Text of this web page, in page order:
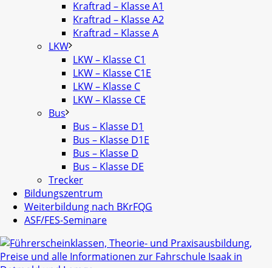
Kraftrad – Klasse A1
Kraftrad – Klasse A2
Kraftrad – Klasse A
LKW
LKW – Klasse C1
LKW – Klasse C1E
LKW – Klasse C
LKW – Klasse CE
Bus
Bus – Klasse D1
Bus – Klasse D1E
Bus – Klasse D
Bus – Klasse DE
Trecker
Bildungszentrum
Weiterbildung nach BKrFQG
ASF/FES-Seminare